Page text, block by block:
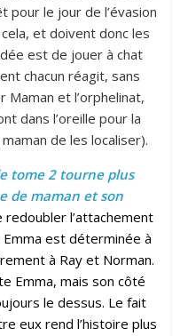
pour le jour de l’évasion
et doivent donc les
est de jouer à chat
chacun réagit, sans
et l’orphelinat,
dans l’oreille pour la
de les localiser).
tome 2 tourne plus
de maman et son
l’attachement
Emma est déterminée à
à Ray et Norman.
Emma, mais son côté
le dessus. Le fait
eux rend l’histoire plus